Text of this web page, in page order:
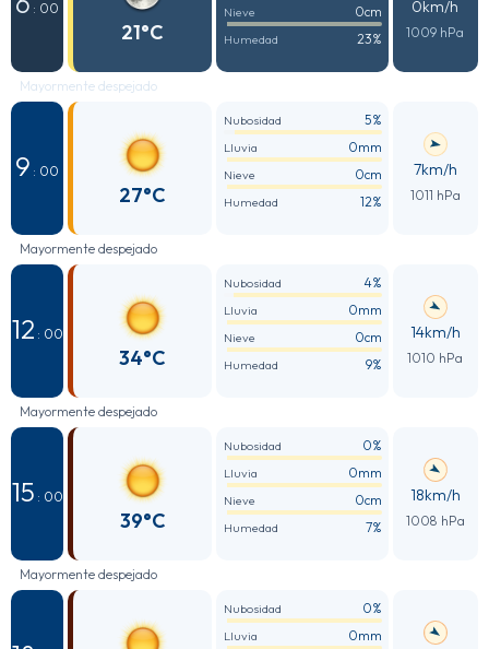
: 00
21°C
Nieve 0cm
Humedad 23%
0km/h
1009 hPa
Mayormente despejado
9 : 00
27°C
Nubosidad 5%
Lluvia 0mm
Nieve 0cm
Humedad 12%
7km/h
1011 hPa
Mayormente despejado
12 : 00
34°C
Nubosidad 4%
Lluvia 0mm
Nieve 0cm
Humedad 9%
14km/h
1010 hPa
Mayormente despejado
15 : 00
39°C
Nubosidad 0%
Lluvia 0mm
Nieve 0cm
Humedad 7%
18km/h
1008 hPa
Mayormente despejado
Nubosidad 0%
Lluvia 0mm